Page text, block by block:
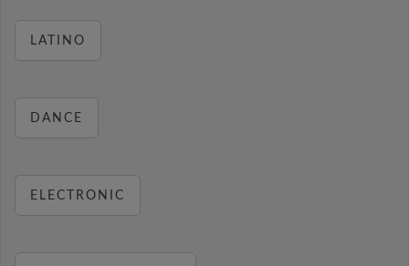
LATINO
DANCE
ELECTRONIC